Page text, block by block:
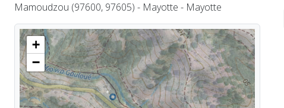
Mamoudzou (97600, 97605) - Mayotte - Mayotte
+
−